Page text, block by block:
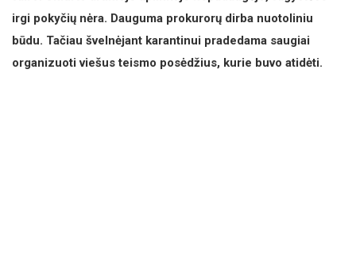
irgi pokyčių nėra. Dauguma prokurorų dirba nuotoliniu
būdu. Tačiau švelnėjant karantinui pradedama saugiai
organizuoti viešus teismo posėdžius, kurie buvo atidėti.